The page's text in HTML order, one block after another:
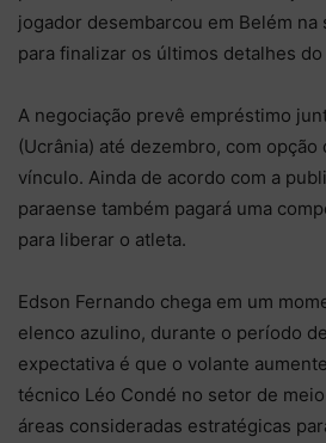
jogador desembarcou em Belém
para finalizar os últimos detalhes do
A negociação prevê empréstimo
(Ucrânia) até dezembro, com opção
vínculo. Ainda de acordo com a
paraense também pagará uma
para liberar o atleta.
Edson Fernando chega em um
elenco azulino, durante o período
expectativa é que o volante
técnico Léo Condé no setor de
áreas consideradas estratégicas